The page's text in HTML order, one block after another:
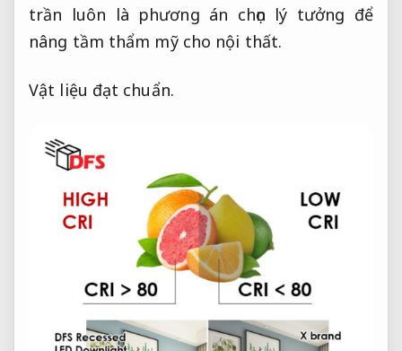
trần luôn là phương án chọn lý tưởng để
nâng tầm thẩm mỹ cho nội thất.
Vật liệu đạt chuẩn.